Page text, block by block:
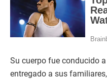
Su cuerpo fue conducido
entregado a sus